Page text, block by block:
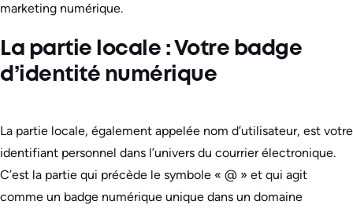
marketing numérique.
La partie locale : Votre badge
d’identité numérique
La partie locale, également appelée nom d’utilisateur, est votre
identifiant personnel dans l’univers du courrier électronique.
C’est la partie qui précède le symbole « @ » et qui agit
comme un badge numérique unique dans un domaine